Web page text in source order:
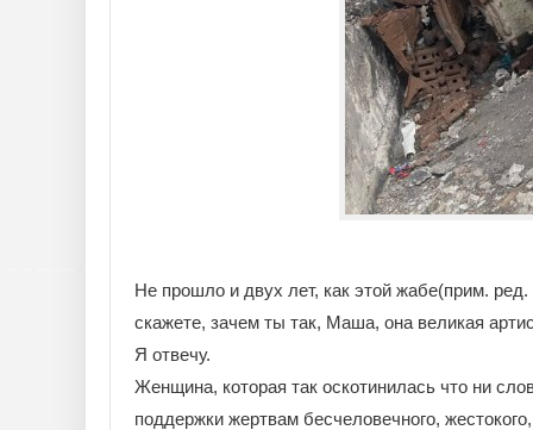
Не прошло и двух лет, как этой жабе(прим.
скажете, зачем ты так, Маша, она великая
Я отвечу.
Женщина, которая так оскотинилась что ни
поддержки жертвам бесчеловечного,